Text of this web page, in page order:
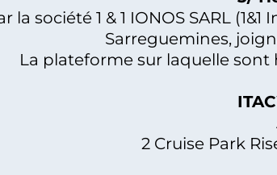
la société 1 & 1 IONOS SARL
Sarreguemines,
La plateforme sur laquelle
2 Cruise Park